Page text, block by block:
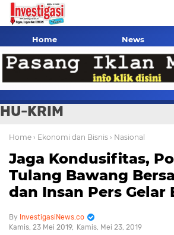
Home News
HU-KRIM
Home › Ekonomi dan Bisnis › Nasional
Jaga Kondusifitas,
Tulang Bawang
dan Insan Pers Gelar
InvestigasiNews.co
Kamis, 23 Mei 2019
Kamis, Mei 23, 2019